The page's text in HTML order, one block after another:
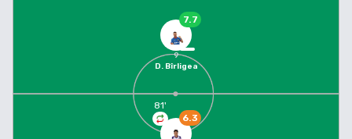
7.7
9
D. Bîrligea
6.3
81'